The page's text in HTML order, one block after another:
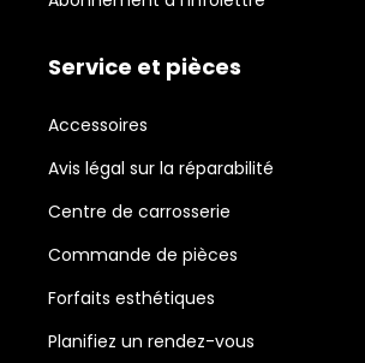
Service et pièces
Accessoires
Avis légal sur la réparabilité
Centre de carrosserie
Commande de pièces
Forfaits esthétiques
Planifiez un rendez-vous